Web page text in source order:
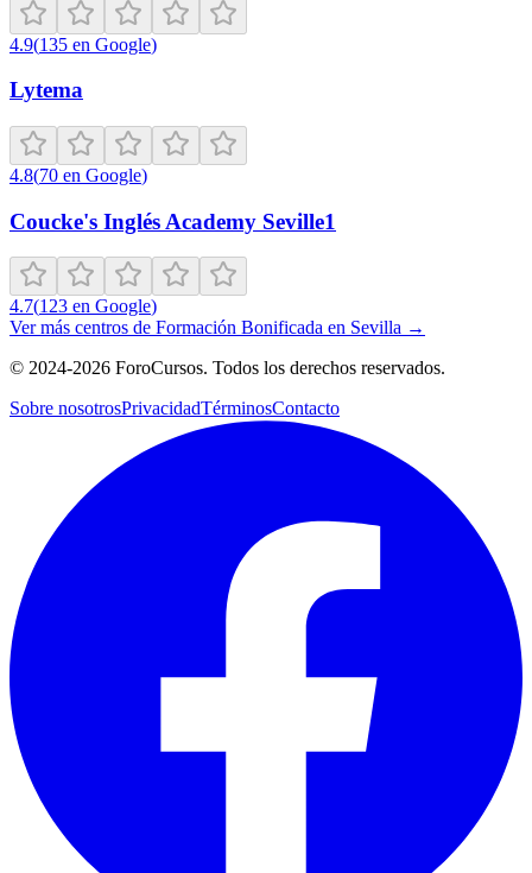
4.9(135 en Google)
Lytema
4.8(70 en Google)
Coucke's Inglés Academy Seville1
4.7(123 en Google)
Ver más centros de Formación Bonificada en Sevilla →
© 2024-2026 ForoCursos. Todos los derechos reservados.
Sobre nosotrosPrivacidadTérminosContacto